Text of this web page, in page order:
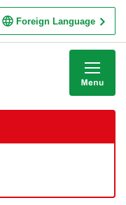
Foreign Language